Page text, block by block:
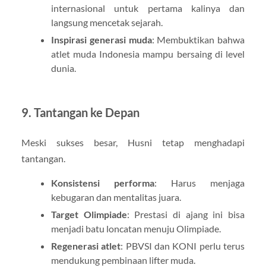
internasional untuk pertama kalinya dan
langsung mencetak sejarah.
Inspirasi generasi muda: Membuktikan bahwa
atlet muda Indonesia mampu bersaing di level
dunia.
9. Tantangan ke Depan
Meski sukses besar, Husni tetap menghadapi
tantangan.
Konsistensi performa: Harus menjaga
kebugaran dan mentalitas juara.
Target Olimpiade: Prestasi di ajang ini bisa
menjadi batu loncatan menuju Olimpiade.
Regenerasi atlet: PBVSI dan KONI perlu terus
mendukung pembinaan lifter muda.